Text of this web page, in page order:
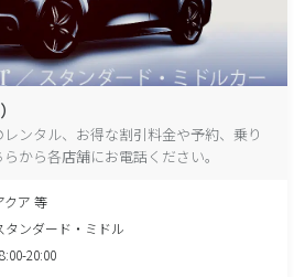
ンタル、お得な割引料金や予約、乗り
から各店舗にお電話ください。
クア 等
タンダード・ミドル
20:00